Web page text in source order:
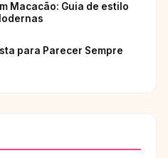
Macacão: Guia de estilo
para Parecer Sempre